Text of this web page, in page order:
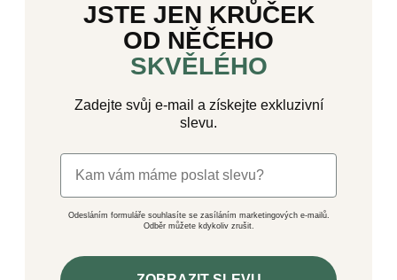
JSTE JEN KRŮČEK
OD NĚČEHO
SKVĚLÉHO
Zadejte svůj e-mail a získejte exkluzivní
slevu.
Odesláním formuláře souhlasíte se zasíláním marketingových e-mailů.
Odběr můžete kdykoliv zrušit.